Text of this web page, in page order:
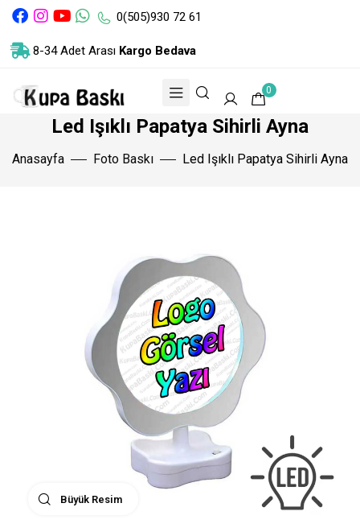
0(505)930 72 61
8-34 Adet Arası Kargo Bedava
0
Led Işıklı Papatya Sihirli Ayna
Anasayfa Foto Baskı Led Işıklı Papatya Sihirli Ayna
Büyük Resim